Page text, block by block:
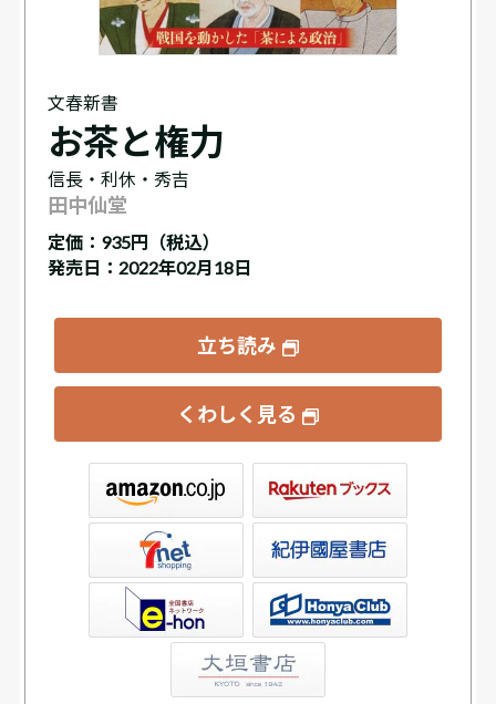
文春新書
お茶と権力
信長・利休・秀吉
田中仙堂
定価： 935円（税込）
発売日：2022年02月18日
立ち読み
くわしく見る
書店ウェブストア